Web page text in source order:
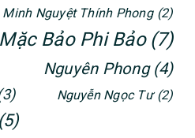
Minh Nguyệt Thính Phong (2)
Mặc Bảo Phi Bảo (7)
Nguyên Phong (4)
Nguyễn Ngọc Tư (2)
(5)